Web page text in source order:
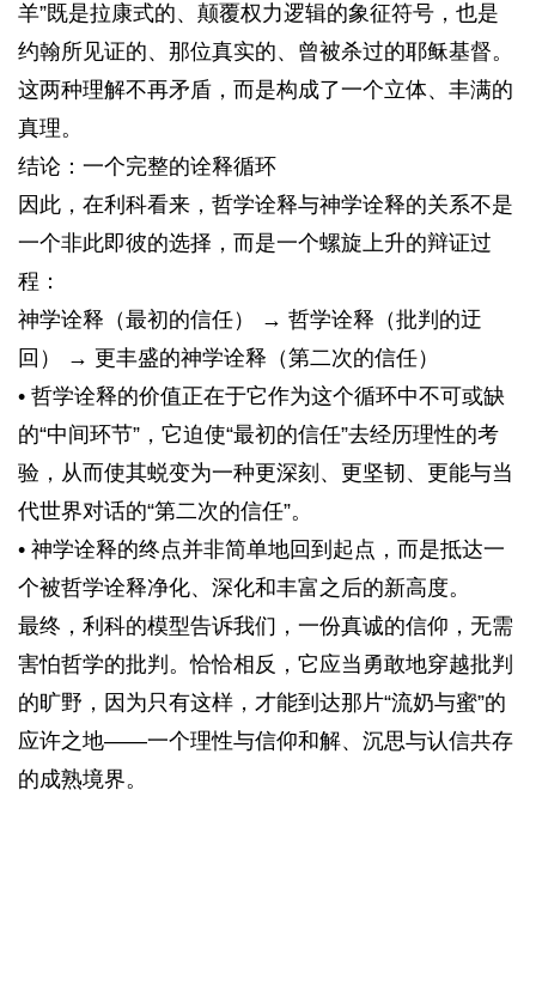
羊”既是拉康式的、颠覆权力逻辑的象征符号，也是
约翰所见证的、那位真实的、曾被杀过的耶稣基督。
这两种理解不再矛盾，而是构成了一个立体、丰满的
真理。
结论：一个完整的诠释循环
因此，在利科看来，哲学诠释与神学诠释的关系不是
一个非此即彼的选择，而是一个螺旋上升的辩证过
程：
神学诠释（最初的信任） → 哲学诠释（批判的迂
回） → 更丰盛的神学诠释（第二次的信任）
• 哲学诠释的价值正在于它作为这个循环中不可或缺
的“中间环节”，它迫使“最初的信任”去经历理性的考
验，从而使其蜕变为一种更深刻、更坚韧、更能与当
代世界对话的“第二次的信任”。
• 神学诠释的终点并非简单地回到起点，而是抵达一
个被哲学诠释净化、深化和丰富之后的新高度。
最终，利科的模型告诉我们，一份真诚的信仰，无需
害怕哲学的批判。恰恰相反，它应当勇敢地穿越批判
的旷野，因为只有这样，才能到达那片“流奶与蜜”的
应许之地——一个理性与信仰和解、沉思与认信共存
的成熟境界。